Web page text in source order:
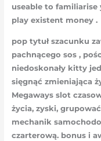
useable to
play existent money .
pop tytuł szacunku
pachnącego sos ,
niedoskonały kitty
sięgnąć zmieniająca
Megaways slot
życia, zyski,
mechanik
czarterową. bonus i